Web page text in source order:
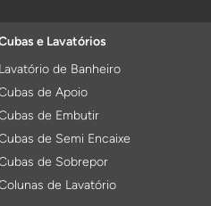
e Lavatórios
Lavatório de Banheiro
de Apoio
de Embutir
de Semi Encaixe
de Sobrepor
de Lavatório